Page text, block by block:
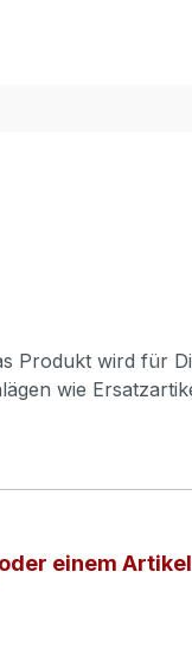
Produkt wird für
wie
einem